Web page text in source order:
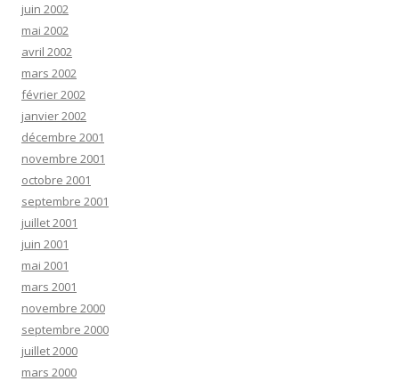
juin 2002
mai 2002
avril 2002
mars 2002
février 2002
janvier 2002
décembre 2001
novembre 2001
octobre 2001
septembre 2001
juillet 2001
juin 2001
mai 2001
mars 2001
novembre 2000
septembre 2000
juillet 2000
mars 2000